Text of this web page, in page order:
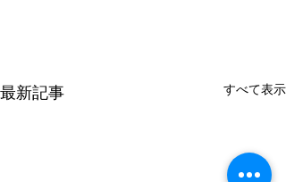
最新記事 すべて表示